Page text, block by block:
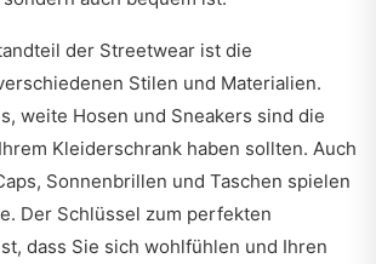
der Streetwear ist die
Stilen und Materialien.
weite Hosen und Sneakers sind die
Kleiderschrank haben sollten. Auch
Sonnenbrillen und Taschen spielen
Der Schlüssel zum perfekten
dass Sie sich wohlfühlen und Ihren